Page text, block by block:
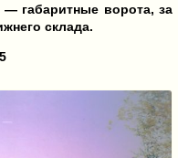
габаритные ворота, за
склада.